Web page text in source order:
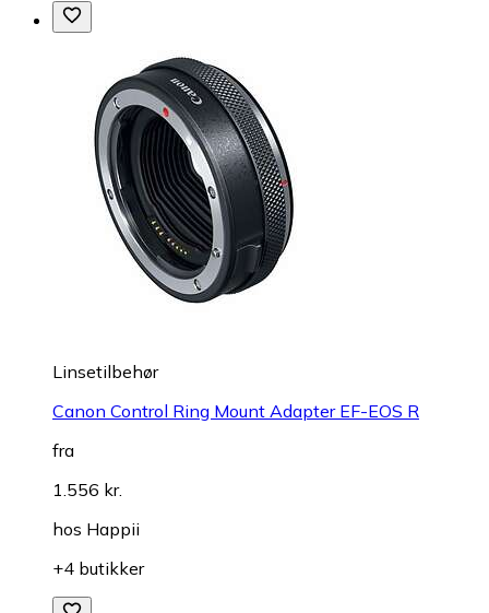
Linsetilbehør
Canon Control Ring Mount Adapter EF-EOS R
fra
1.556 kr.
hos Happii
+4 butikker